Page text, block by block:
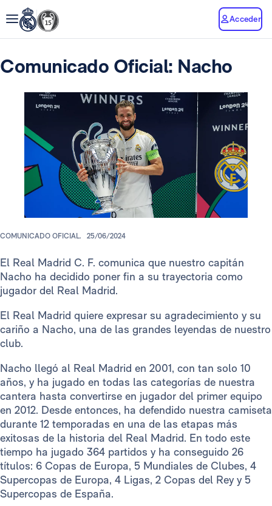
Acceder
Comunicado Oficial: Nacho
COMUNICADO OFICIAL. 25/06/2024
El Real Madrid C. F. comunica que nuestro capitán
Nacho ha decidido poner fin a su trayectoria como
jugador del Real Madrid.
El Real Madrid quiere expresar su agradecimiento y su
cariño a Nacho, una de las grandes leyendas de nuestro
club.
Nacho llegó al Real Madrid en 2001, con tan solo 10
años, y ha jugado en todas las categorías de nuestra
cantera hasta convertirse en jugador del primer equipo
en 2012. Desde entonces, ha defendido nuestra camiseta
durante 12 temporadas en una de las etapas más
exitosas de la historia del Real Madrid. En todo este
tiempo ha jugado 364 partidos y ha conseguido 26
títulos: 6 Copas de Europa, 5 Mundiales de Clubes, 4
Supercopas de Europa, 4 Ligas, 2 Copas del Rey y 5
Supercopas de España.